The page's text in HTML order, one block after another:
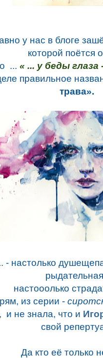
у нас в блоге
которой поётся
... « ... у беды глаза
правильное
трава».
- настолько
настооолько
из серии -
не знала, что и
свой
Да кто её только